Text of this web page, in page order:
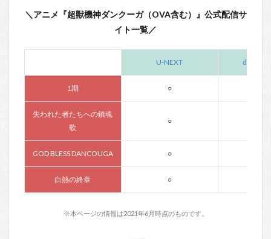
＼アニメ『超獣機神ダンクーガ（OVA含む）』公式配信サ
イト一覧／
U-NEXT dアニメ
1期 ○
失われた者たちへの鎮魂
歌
○
GOD BLESS DANCOUGA ○
白熱の終章 ○
※本ページの情報は2021年6月時点のものです。